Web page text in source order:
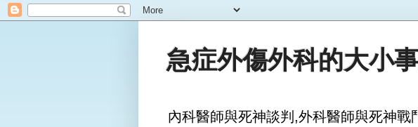
急症外傷外科的大小
內科醫師與死神談判,外科醫師與死神